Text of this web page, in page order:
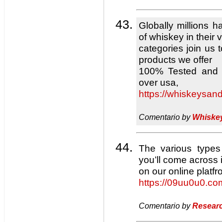
Globally millions
of whiskey in their
categories join us
products we offer
100% Tested
over usa,
https://
Comentario by
The various
you’ll come
on our online
https://
Comentario by